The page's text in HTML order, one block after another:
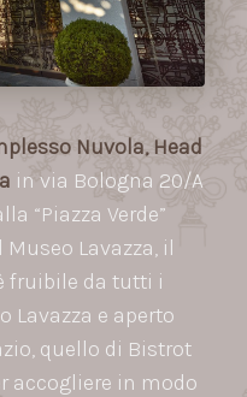
Nuvola, Head
in via Bologna 20/A
“Piazza Verde”
Lavazza, il
fruibile da tutti i
Lavazza e aperto
quello di Bistrot
accogliere in modo